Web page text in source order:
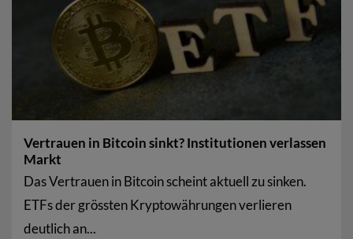
Vertrauen in Bitcoin sinkt? Institutionen verlassen
Markt
Das Vertrauen in Bitcoin scheint aktuell zu sinken.
ETFs der grössten Kryptowährungen verlieren
deutlich an...